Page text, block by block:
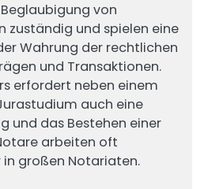
von
zuständig und spielen eine
Wahrung der rechtlichen
und Transaktionen.
erfordert neben einem
auch eine
und das Bestehen einer
arbeiten oft
großen Notariaten.